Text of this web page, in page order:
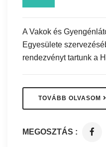
A Vakok és
Egyesülete
rendezvényt tartunk a
TOVÁBB OLVASOM
MEGOSZTÁS :